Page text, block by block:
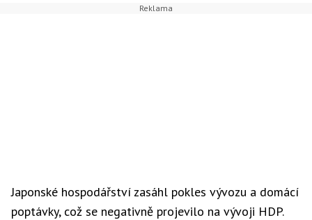
Japonské hospodářství zasáhl pokles vývozu a domácí
poptávky, což se negativně projevilo na vývoji HDP.